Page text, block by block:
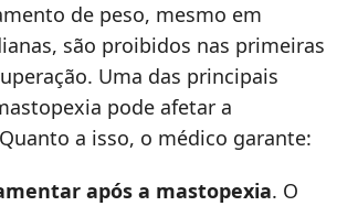
de peso, mesmo em
são proibidos nas primeiras
Uma das principais
pode afetar a
a isso, o médico garante:
após a mastopexia. O